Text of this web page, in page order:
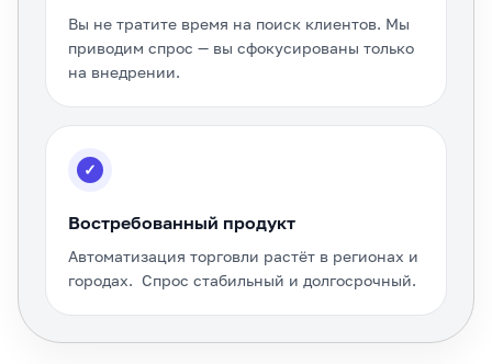
Вы не тратите время на поиск клиентов. Мы
приводим спрос — вы сфокусированы только
на внедрении.
✓
Востребованный продукт
Автоматизация торговли растёт в регионах и
городах. Спрос стабильный и долгосрочный.